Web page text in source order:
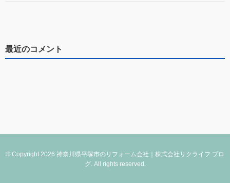
最近のコメント
© Copyright 2026 神奈川県平塚市のリフォーム会社｜株式会社リクライフ ブロ
グ. All rights reserved.